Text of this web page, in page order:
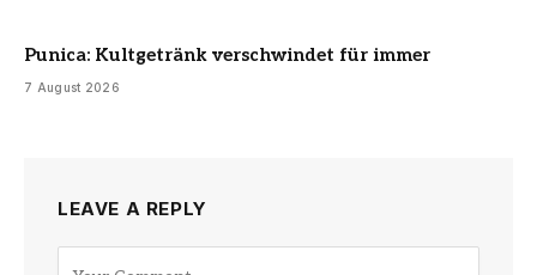
Punica: Kultgetränk verschwindet für immer
7 August 2026
LEAVE A REPLY